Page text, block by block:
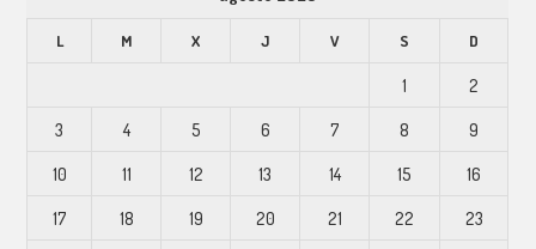
L M X J V S D
1 2
3 4 5 6 7 8 9
10 11 12 13 14 15 16
17 18 19 20 21 22 23